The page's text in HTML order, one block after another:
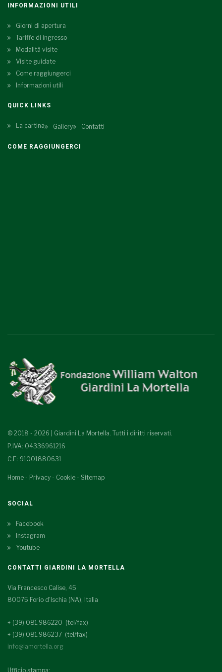
INFORMAZIONI UTILI
Giorni di apertura
Tariffe di ingresso
Modalità visite
Visite guidate
Come raggiungerci
Informazioni utili
QUICK LINKS
La cartina Gallery Contatti
COME RAGGIUNGERCI
© 2018 - 2026 | Giardini La Mortella. Tutti i diritti riservati.
P.IVA: 04336961216
C.F.: 91001880631
Home - Privacy - Cookie - Sitemap
SOCIAL
Facebook
Instagram
Youtube
CONTATTI GIARDINI LA MORTELLA
Via Francesco Calise, 45
80075 Forio d'Ischia (NA), Italia
+ (39) 081.986220 (tel/fax)
+ (39) 081.986237 (tel/fax)
info@lamortella.org
Ufficio stampa: